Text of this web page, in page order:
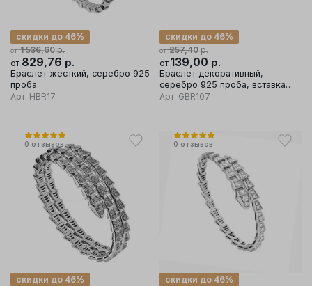
от 1 536,60р.
скидки до 46%
от 829,76 р.
Браслет жесткий, серебро 925
проба
Арт. HBR17
от 257,40р.
скидки до 46%
от 139,00 р.
Браслет декоративный,
серебро 925 проба, вставка
фианит
Арт. GBR107
0 отзывов
скидки до 46%
0 отзывов
скидки до 46%